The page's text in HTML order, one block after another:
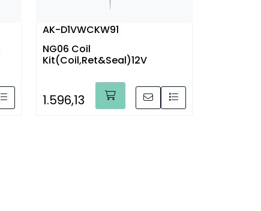
AK-D1VWCKW91
NG06 Coil
Kit(Coil,Ret&Seal)12V
1.596,13